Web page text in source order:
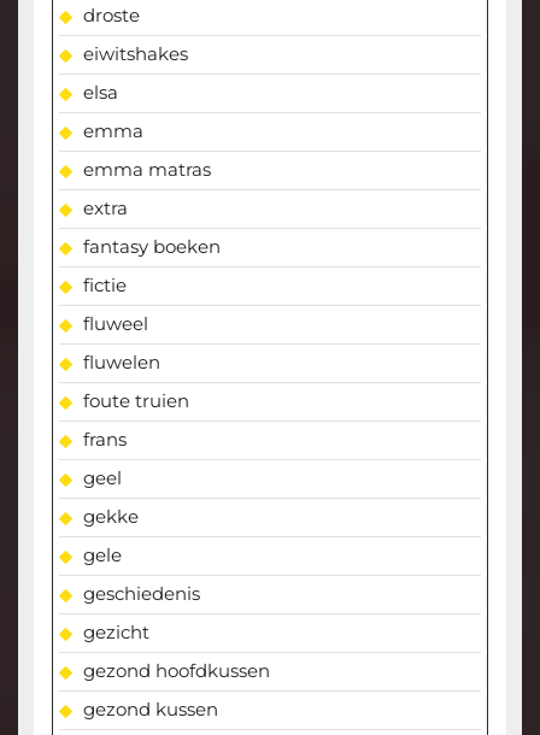
droste
eiwitshakes
elsa
emma
emma matras
extra
fantasy boeken
fictie
fluweel
fluwelen
foute truien
frans
geel
gekke
gele
geschiedenis
gezicht
gezond hoofdkussen
gezond kussen